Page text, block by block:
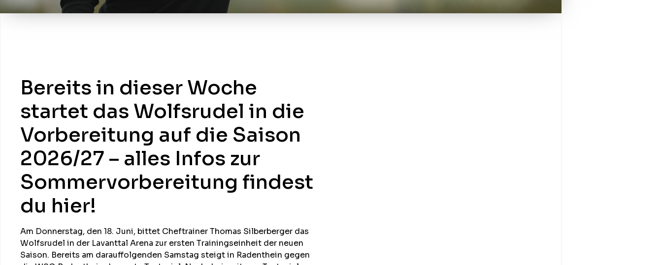
Bereits in dieser Woche
startet das Wolfsrudel in die
Vorbereitung auf die Saison
2026/27 – alles Infos zur
Sommervorbereitung findest
du hier!
Am Donnerstag, den 18. Juni, bittet Cheftrainer Thomas Silberberger das
Wolfsrudel in der Lavanttal Arena zur ersten Trainingseinheit der neuen
Saison. Bereits am darauffolgenden Samstag steigt in Radenthein gegen